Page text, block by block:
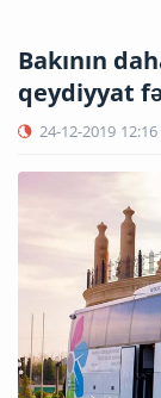
Bakının
qeydiyyat
24-12-2019 12:16